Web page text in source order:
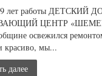
9 лет работы ДЕТСКИЙ
ЦЕНТР
освежился
красиво, мы...
далее